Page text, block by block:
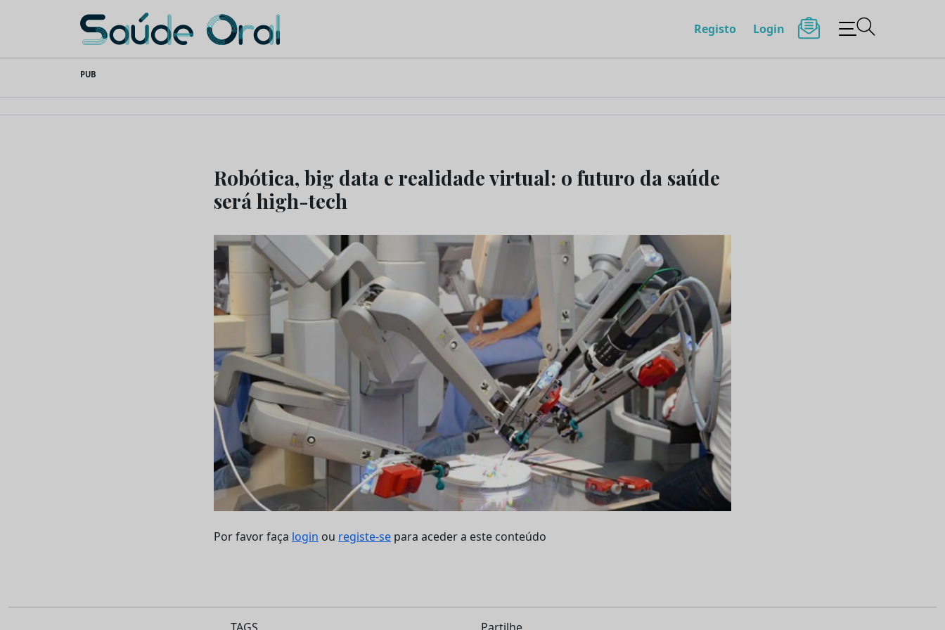
content
Saúde Oral Registo Login
PUB
Robótica, big data e realidade virtual: o futuro da saúde
será high-tech
Por favor faça login ou registe-se para aceder a este conteúdo